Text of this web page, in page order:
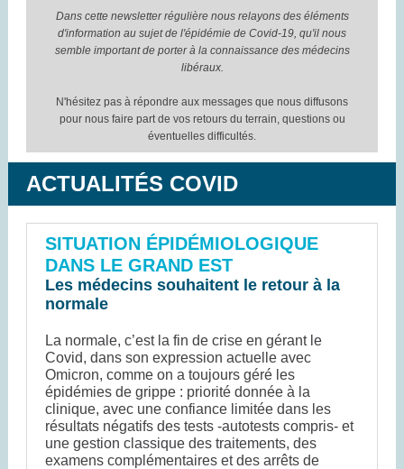
Dans cette newsletter régulière nous relayons des éléments
d'information au sujet de l'épidémie de Covid-19, qu'il nous
semble important de porter à la connaissance des médecins
libéraux.
N'hésitez pas à répondre aux messages que nous diffusons
pour nous faire part de vos retours du terrain, questions ou
éventuelles difficultés.
ACTUALITÉS COVID
SITUATION ÉPIDÉMIOLOGIQUE
DANS LE GRAND EST
Les médecins souhaitent le retour à la
normale
La normale, c’est la fin de crise en gérant le
Covid, dans son expression actuelle avec
Omicron, comme on a toujours géré les
épidémies de grippe : priorité donnée à la
clinique, avec une confiance limitée dans les
résultats négatifs des tests -autotests compris- et
une gestion classique des traitements, des
examens complémentaires et des arrêts de